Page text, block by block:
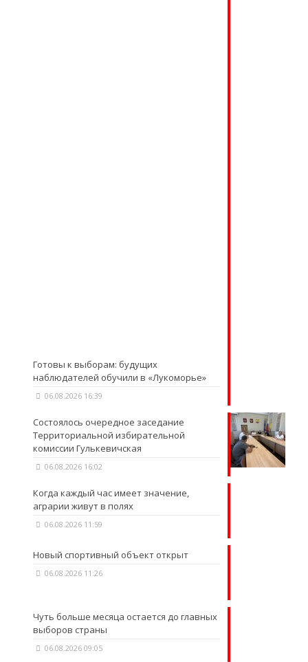
Готовы к выборам: будущих
наблюдателей обучили в «Лукоморье»
06.08.2026 16:39
Состоялось очередное заседание
Территориальной избирательной
комиссии Гулькевичская
06.08.2026 16:02
Когда каждый час имеет значение,
аграрии живут в полях
06.08.2026 11:59
Новый спортивный объект открыт
06.08.2026 11:26
Чуть больше месяца остается до главных
выборов страны
06.08.2026 09:05